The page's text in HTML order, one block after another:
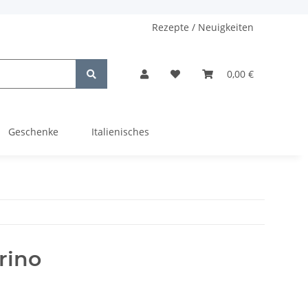
Rezepte / Neuigkeiten
0,00 €
Geschenke Italienisches